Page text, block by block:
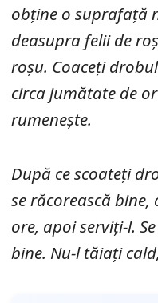
obține o suprafață
deasupra felii de
roșu. Coaceți
circa jumătate de
rumenește.
După ce scoateți
se răcorească
ore, apoi serviți-l.
bine. Nu-l tăiați